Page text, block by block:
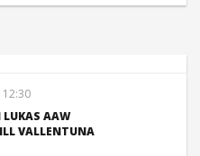
12:30
LUKAS AAW
VALLENTUNA